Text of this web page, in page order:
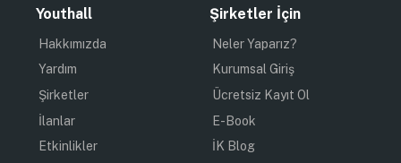
Youthall
Hakkımızda
Yardım
Şirketler
İlanlar
Etkinlikler
Şirketler İçin
Neler Yaparız?
Kurumsal Giriş
Ücretsiz Kayıt Ol
E-Book
İK Blog